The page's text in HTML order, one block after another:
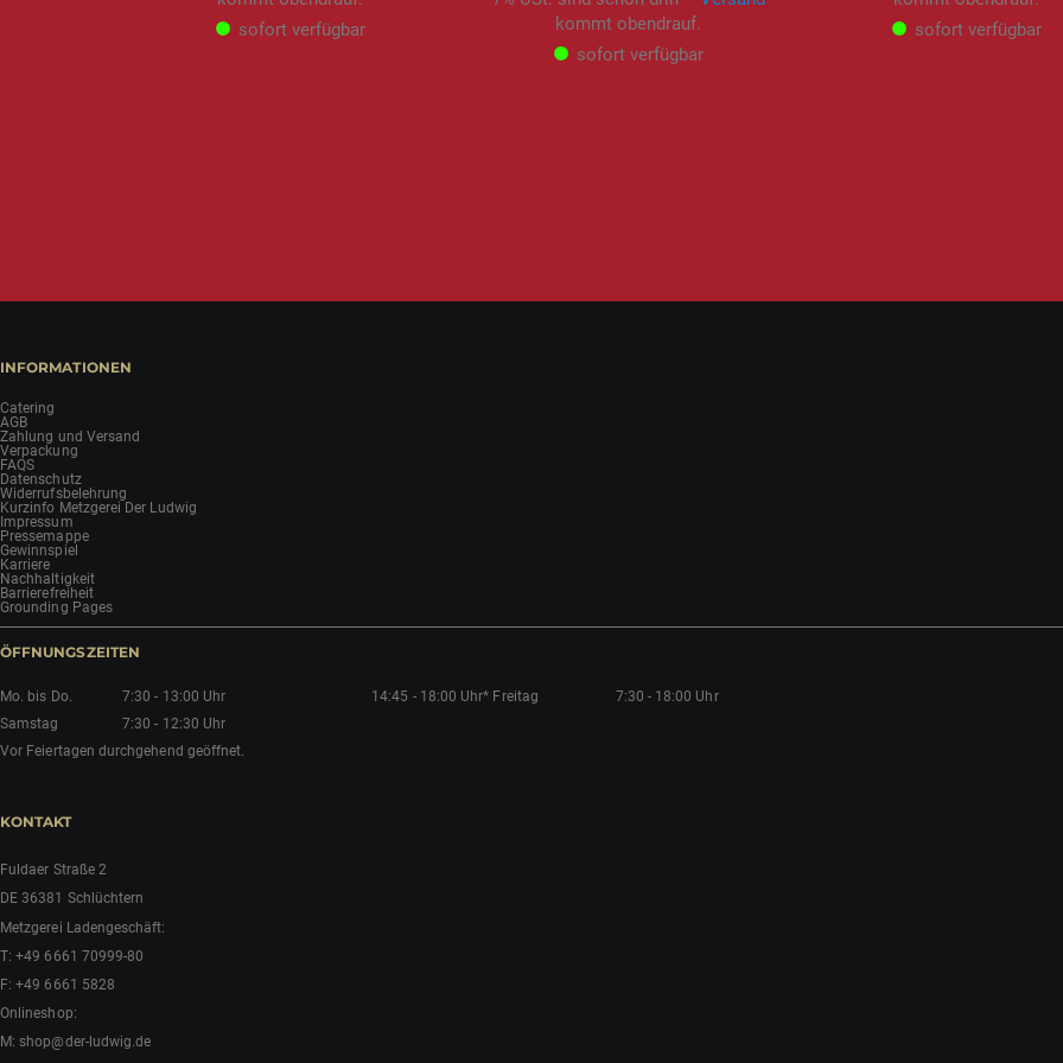
sofort verfügbar
kommt obendrauf.
sofort verfügbar
sofort verfügbar
INFORMATIONEN
Catering
AGB
Zahlung und Versand
Verpackung
FAQS
Datenschutz
Widerrufsbelehrung
Kurzinfo Metzgerei Der Ludwig
Impressum
Pressemappe
Gewinnspiel
Karriere
Nachhaltigkeit
Barrierefreiheit
Grounding Pages
ÖFFNUNGSZEITEN
Mo. bis Do. 7:30 - 13:00 Uhr 14:45 - 18:00 Uhr* Freitag
7:30 - 18:00 Uhr
Samstag
7:30 - 12:30 Uhr
Vor Feiertagen durchgehend geöffnet.
KONTAKT
Fuldaer Straße 2
DE 36381 Schlüchtern
Metzgerei Ladengeschäft:
T:+49 6661 70999-80
F: +49 6661 5828
Onlineshop:
M:shop@der-ludwig.de